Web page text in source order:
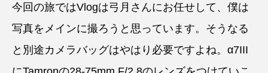
今回の旅ではVlogは弓月さんにお任せして、僕は
写真をメインに撮ろうと思っています。そうなる
と別途カメラバッグはやはり必要ですよね。α7III